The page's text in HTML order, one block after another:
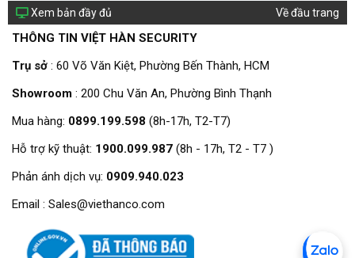
Xem bản đầy đủ Về đầu trang
THÔNG TIN VIỆT HÀN SECURITY
Trụ sở : 60 Võ Văn Kiệt, Phường Bến Thành, HCM
Showroom : 200 Chu Văn An, Phường Bình Thạnh
Mua hàng: 0899.199.598 (8h-17h, T2-T7)
Hỗ trợ kỹ thuật: 1900.099.987 (8h - 17h, T2 - T7 )
Phản ánh dịch vụ: 0909.940.023
Email : Sales@viethanco.com